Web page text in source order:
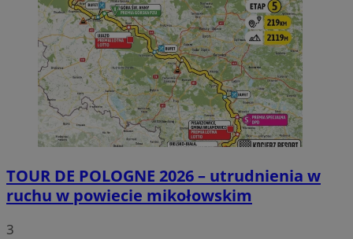
TOUR DE POLOGNE 2026 – utrudnienia w
ruchu w powiecie mikołowskim
3